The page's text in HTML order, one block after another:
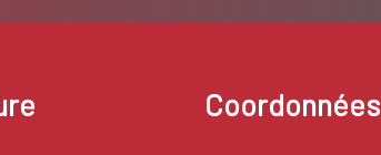
Coordonnées